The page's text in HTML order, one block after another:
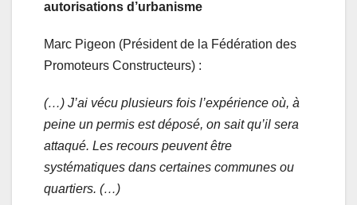
autorisations d’urbanisme
Marc Pigeon (Président de la Fédération des
Promoteurs Constructeurs) :
(…) J’ai vécu plusieurs fois l’expérience où, à
peine un permis est déposé, on sait qu’il sera
attaqué. Les recours peuvent être
systématiques dans certaines communes ou
quartiers. (…)